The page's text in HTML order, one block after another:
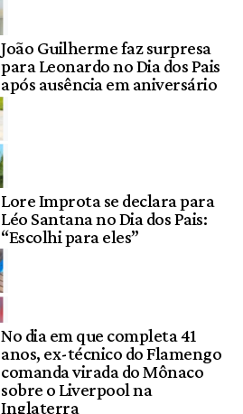
João Guilherme faz surpresa
para Leonardo no Dia dos Pais
após ausência em aniversário
Lore Improta se declara para
Léo Santana no Dia dos Pais:
“Escolhi para eles”
No dia em que completa 41
anos, ex-técnico do Flamengo
comanda virada do Mônaco
sobre o Liverpool na
Inglaterra